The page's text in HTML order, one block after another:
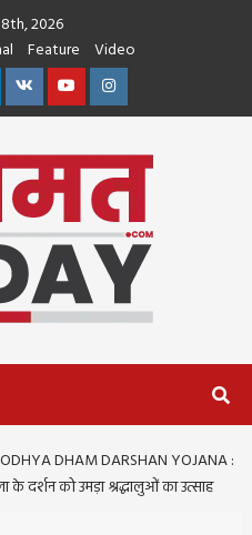
2026
Feature
Video
VK YoutubeInstagram
DHAM DARSHAN YOJANA :
के दर्शन को उमड़ा श्रद्धालुओं का उत्साह